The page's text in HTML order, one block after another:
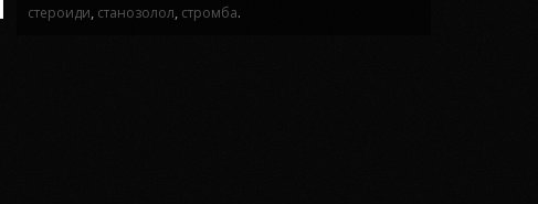
стероиди, станозолол, стромба.